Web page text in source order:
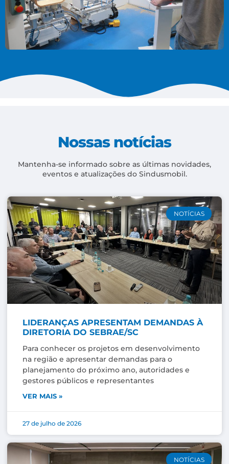
Nossas notícias
Mantenha-se informado sobre as últimas novidades,
eventos e atualizações do Sindusmobil.
NOTÍCIAS
LIDERANÇAS APRESENTAM DEMANDAS À
DIRETORIA DO SEBRAE/SC
Para conhecer os projetos em desenvolvimento
na região e apresentar demandas para o
planejamento do próximo ano, autoridades e
gestores públicos e representantes
VER MAIS »
27 de julho de 2026
NOTÍCIAS